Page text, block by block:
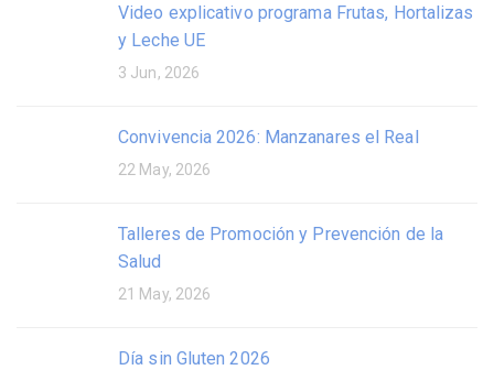
Video explicativo programa Frutas, Hortalizas
y Leche UE
3 Jun, 2026
Convivencia 2026: Manzanares el Real
22 May, 2026
Talleres de Promoción y Prevención de la
Salud
21 May, 2026
Día sin Gluten 2026